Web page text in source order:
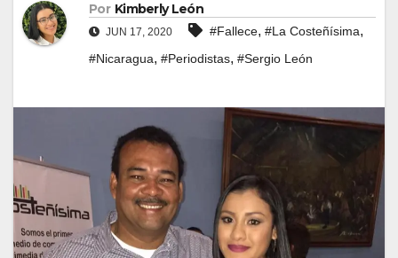
Por Kimberly León
JUN 17, 2020 #Fallece, #La Costeñísima,
#Nicaragua, #Periodistas, #Sergio León